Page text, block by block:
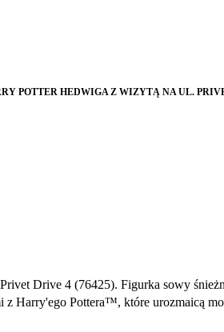
POTTER HEDWIGA Z WIZYTĄ NA UL.
Drive 4 (76425). Figurka sowy
Harry'ego Pottera™, które urozmaicą